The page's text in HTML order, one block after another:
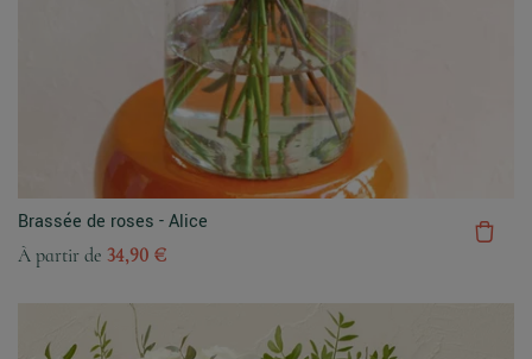
Brassée de roses - Alice
À partir de 34,90 €